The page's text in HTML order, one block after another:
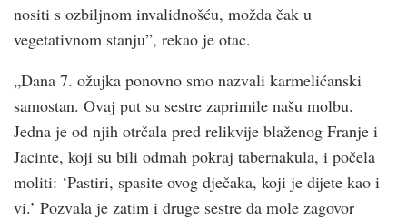
nositi s ozbiljnom invalidnošću, možda čak u
vegetativnom stanju”, rekao je otac.
„Dana 7. ožujka ponovno smo nazvali karmelićanski
samostan. Ovaj put su sestre zaprimile našu molbu.
Jedna je od njih otrčala pred relikvije blaženog Franje i
Jacinte, koji su bili odmah pokraj tabernakula, i počela
moliti: ‘Pastiri, spasite ovog dječaka, koji je dijete kao i
vi.’ Pozvala je zatim i druge sestre da mole zagovor